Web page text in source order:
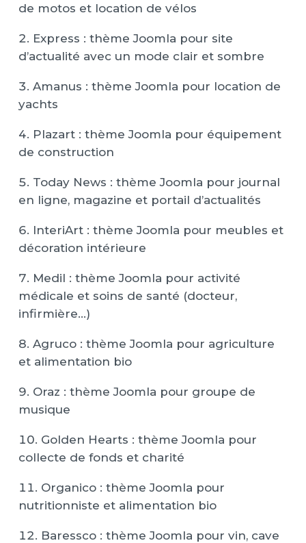
de motos et location de vélos
Express : thème Joomla pour site
d’actualité avec un mode clair et sombre
Amanus : thème Joomla pour location de
yachts
Plazart : thème Joomla pour équipement
de construction
Today News : thème Joomla pour journal
en ligne, magazine et portail d’actualités
InteriArt : thème Joomla pour meubles et
décoration intérieure
Medil : thème Joomla pour activité
médicale et soins de santé (docteur,
infirmière…)
Agruco : thème Joomla pour agriculture
et alimentation bio
Oraz : thème Joomla pour groupe de
musique
Golden Hearts : thème Joomla pour
collecte de fonds et charité
Organico : thème Joomla pour
nutritionniste et alimentation bio
Baressco : thème Joomla pour vin, cave